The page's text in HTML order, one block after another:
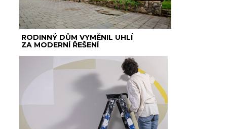
RODINNÝ DŮM VYMĚNIL UHLÍ
ZA MODERNÍ ŘEŠENÍ